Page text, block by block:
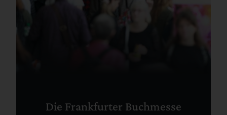
Die Frankfurter Buchmesse